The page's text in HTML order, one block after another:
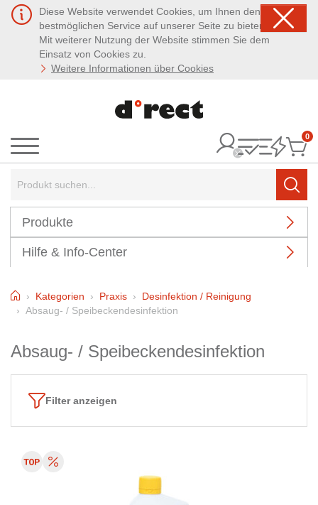
Diese Website verwendet Cookies, um Ihnen den
bestmöglichen Service auf unserer Seite zu bieten.
Mit weiterer Nutzung der Website stimmen Sie dem
Einsatz von Cookies zu.
Weitere Informationen über Cookies
Menü
0
Produkte
Hilfe & Info-Center
HomeKategorien Praxis
Desinfektion / Reinigung
Absaug- / Speibeckendesinfektion
Absaug- / Speibeckendesinfektion
Filter anzeigen